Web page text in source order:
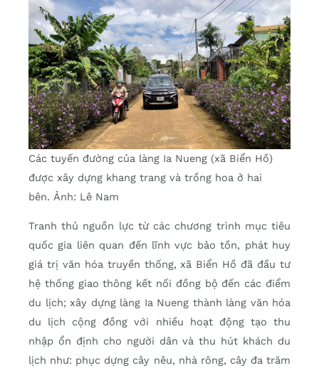
Các tuyến đường của làng Ia Nueng (xã Biển Hồ)
được xây dựng khang trang và trồng hoa ở hai
bên. Ảnh: Lê Nam
Tranh thủ nguồn lực từ các chương trình mục tiêu
quốc gia liên quan đến lĩnh vực bảo tồn, phát huy
giá trị văn hóa truyền thống, xã Biển Hồ đã đầu tư
hệ thống giao thông kết nối đồng bộ đến các điểm
du lịch; xây dựng làng Ia Nueng thành làng văn hóa
du lịch cộng đồng với nhiều hoạt động tạo thu
nhập ổn định cho người dân và thu hút khách du
lịch như: phục dựng cây nêu, nhà rông, cây đa trăm